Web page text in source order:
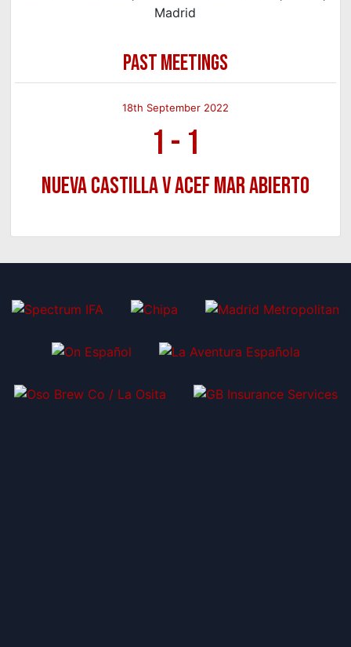
Madrid
PAST MEETINGS
18th September 2022
1 - 1
Nueva Castilla v ACEF Mar Abierto